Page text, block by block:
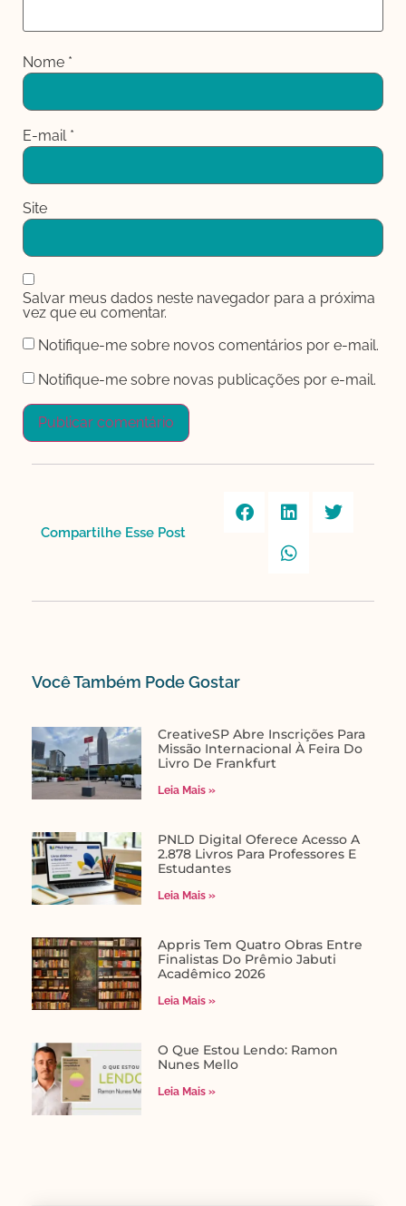
Nome *
E-mail *
Site
Salvar meus dados neste navegador para a próxima
vez que eu comentar.
Notifique-me sobre novos comentários por e-mail.
Notifique-me sobre novas publicações por e-mail.
Compartilhe Esse Post​
Você Também Pode Gostar​
CreativeSP Abre Inscrições Para
Missão Internacional À Feira Do
Livro De Frankfurt
Leia Mais »
PNLD Digital Oferece Acesso A
2.878 Livros Para Professores E
Estudantes
Leia Mais »
Appris Tem Quatro Obras Entre
Finalistas Do Prêmio Jabuti
Acadêmico 2026
Leia Mais »
O Que Estou Lendo: Ramon
Nunes Mello
Leia Mais »